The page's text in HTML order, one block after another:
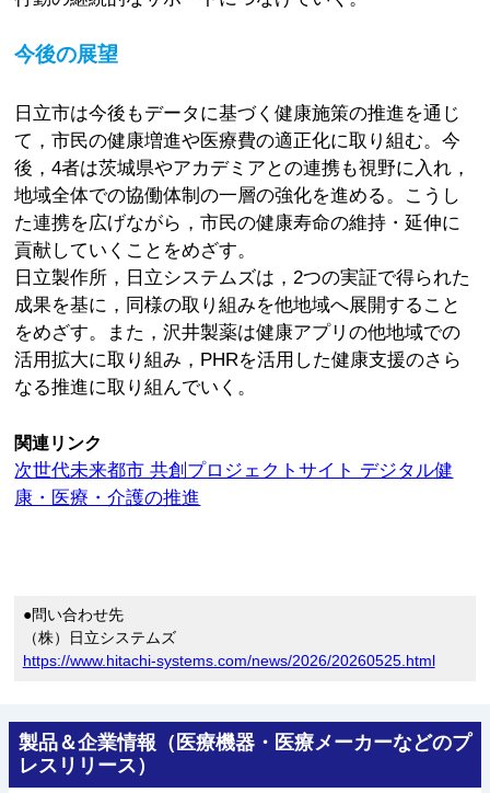
今後の展望
日立市は今後もデータに基づく健康施策の推進を通じ
て，市民の健康増進や医療費の適正化に取り組む。今
後，4者は茨城県やアカデミアとの連携も視野に入れ，
地域全体での協働体制の一層の強化を進める。こうし
た連携を広げながら，市民の健康寿命の維持・延伸に
貢献していくことをめざす。
日立製作所，日立システムズは，2つの実証で得られた
成果を基に，同様の取り組みを他地域へ展開すること
をめざす。また，沢井製薬は健康アプリの他地域での
活用拡大に取り組み，PHRを活用した健康支援のさら
なる推進に取り組んでいく。
関連リンク
次世代未来都市 共創プロジェクトサイト デジタル健
康・医療・介護の推進
●問い合わせ先
（株）日立システムズ
https://www.hitachi-systems.com/news/2026/20260525.html
製品＆企業情報（医療機器・医療メーカーなどのプ
レスリリース）